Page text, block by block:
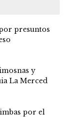
presuntos
y
La Merced
por el